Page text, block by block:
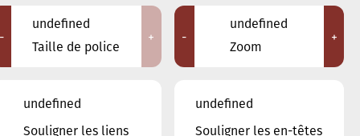
30 4
-
undefined
Taille de police
+ -
undefined
Zoom
+
undefined
Souligner les liens
undefined
Souligner les en-têtes